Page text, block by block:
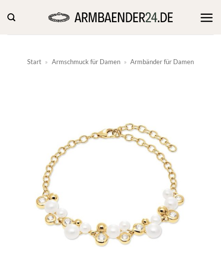
Inhalt
springen
Start » Armschmuck für Damen » Armbänder für Damen